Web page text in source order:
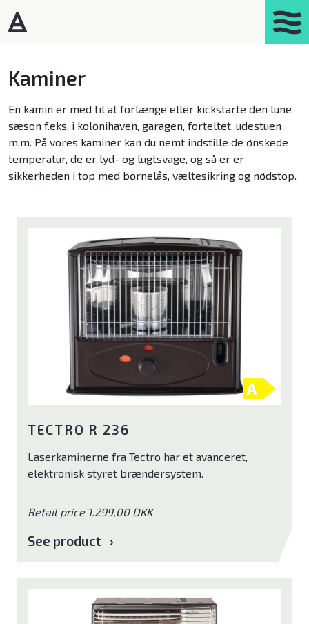
Varmepumper – Luft/luft
Affugtere
Luftrensere
Mobil aircondition
Robotstøvsugere
Ventilator
Poolpumper
El ladekabler
Tilbehør
Brands
ELL
Andersen Electric
Kaminer
En kamin er med til at forlænge eller kickstarte den lune
sæson f.eks. i kolonihaven, garagen, forteltet, udestuen
m.m. På vores kaminer kan du nemt indstille de ønskede
temperatur, de er lyd- og lugtsvage, og så er er
sikkerheden i top med børnelås, væltesikring og nødstop.
TECTRO R 236
Laserkaminerne fra Tectro har et avanceret,
elektronisk styret brændersystem.
Retail price 1.299,00 DKK
See product